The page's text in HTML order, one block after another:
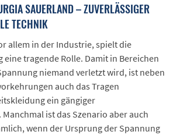
SAUERLAND – ZUVERLÄSSIGER
TECHNIK
allem in der Industrie, spielt die
tragende Rolle. Damit in Bereichen
niemand verletzt wird, ist neben
auch das Tragen
ein gängiger
ist das Szenario aber auch
wenn der Ursprung der Spannung